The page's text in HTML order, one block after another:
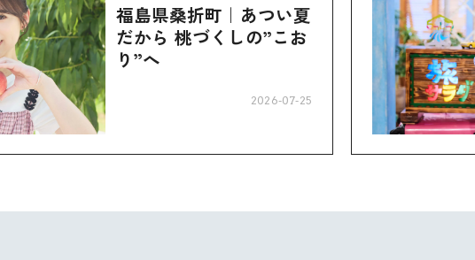
福島県桑折町｜あつい夏
だから 桃づくしの”こお
り”へ
2026-07-25